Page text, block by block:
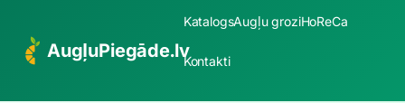
AugļuPiegāde.lv
KatalogsAugļu groziHoReCa
Kontakti